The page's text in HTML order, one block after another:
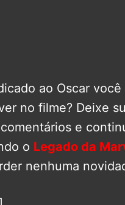
ao Oscar você
no filme? Deixe
e
o Legado da
nenhuma